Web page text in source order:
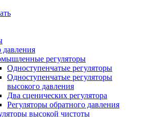
давления
регуляторы
Одноступенчатые регуляторы
Одноступенчатые регуляторы
высокого давления
Два сценических регулятора
Регуляторы обратного давления
высокой чистоты